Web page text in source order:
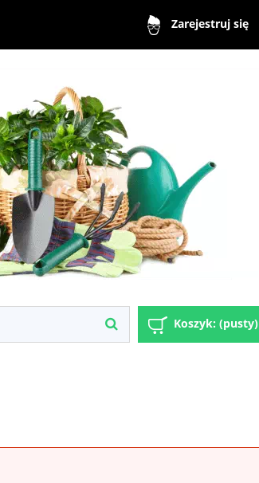
Zarejestruj się
Koszyk: (pusty)